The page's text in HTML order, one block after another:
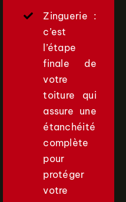
Zinguerie :
c’est
l’étape
finale de
votre
toiture qui
assure une
étanchéité
complète
pour
protéger
votre